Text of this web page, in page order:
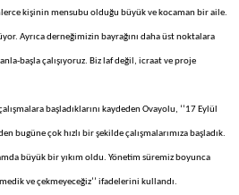
kişinin mensubu olduğu büyük ve kocaman bir aile.
Ayrıca derneğimizin bayrağını daha üst noktalara
başla çalışıyoruz. Biz laf değil, icraat ve proje
başladıklarını kaydeden Ovayolu, ‘’17 Eylül
bugüne çok hızlı bir şekilde çalışmalarımıza başladık.
büyük bir yıkım oldu. Yönetim süremiz boyunca
ve çekmeyeceğiz’’ ifadelerini kullandı.